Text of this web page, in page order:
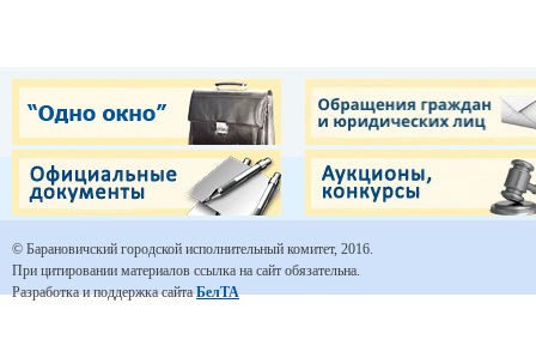
© Барановичский городской исполнительный комитет, 2016.
При цитировании материалов ссылка на сайт обязательна.
Разработка и поддержка сайтаБелТА